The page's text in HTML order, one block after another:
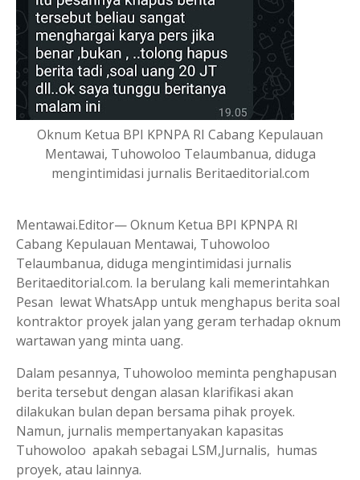
Oknum Ketua BPI KPNPA RI Cabang Kepulauan
Mentawai, Tuhowoloo Telaumbanua, diduga
mengintimidasi jurnalis Beritaeditorial.com
Mentawai.Editor— Oknum Ketua BPI KPNPA RI
Cabang Kepulauan Mentawai, Tuhowoloo
Telaumbanua, diduga mengintimidasi jurnalis
Beritaeditorial.com. Ia berulang kali memerintahkan
Pesan lewat WhatsApp untuk menghapus berita soal
kontraktor proyek jalan yang geram terhadap oknum
wartawan yang minta uang.
Dalam pesannya, Tuhowoloo meminta penghapusan
berita tersebut dengan alasan klarifikasi akan
dilakukan bulan depan bersama pihak proyek.
Namun, jurnalis mempertanyakan kapasitas
Tuhowoloo apakah sebagai LSM,Jurnalis, humas
proyek, atau lainnya.